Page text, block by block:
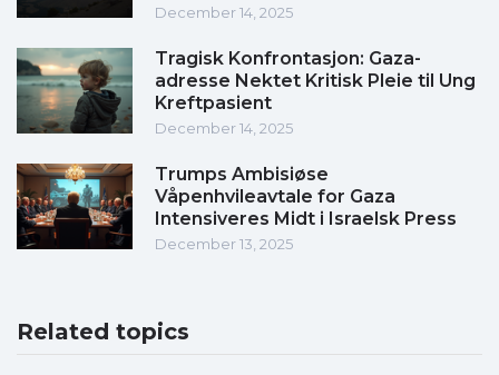
December 14, 2025
Tragisk Konfrontasjon: Gaza-
adresse Nektet Kritisk Pleie til Ung
Kreftpasient
December 14, 2025
Trumps Ambisiøse
Våpenhvileavtale for Gaza
Intensiveres Midt i Israelsk Press
December 13, 2025
Related topics